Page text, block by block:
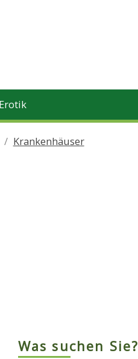
Krankenhäuser
Was suchen Sie?